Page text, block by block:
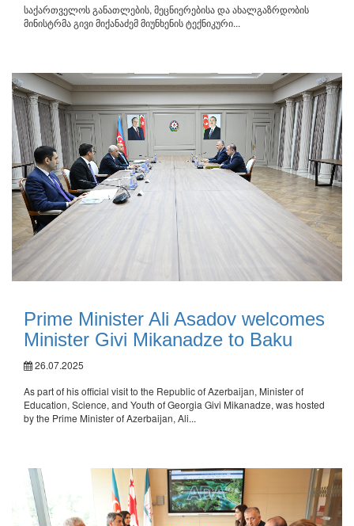
საქართველოს განათლების, მეცნიერებისა და ახალგაზრდობის
მინისტრმა გივი მიქანაძემ მიუნხენის ტექნიკური...
Prime Minister Ali Asadov welcomes
Minister Givi Mikanadze to Baku
26.07.2025
As part of his official visit to the Republic of Azerbaijan, Minister of
Education, Science, and Youth of Georgia Givi Mikanadze, was hosted
by the Prime Minister of Azerbaijan, Ali...